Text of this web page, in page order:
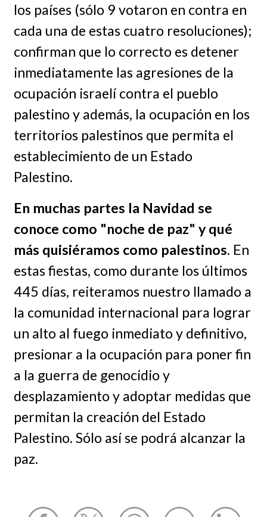
los países (sólo 9 votaron en contra en
cada una de estas cuatro resoluciones);
confirman que lo correcto es detener
inmediatamente las agresiones de la
ocupación israelí contra el pueblo
palestino y además, la ocupación en los
territorios palestinos que permita el
establecimiento de un Estado
Palestino.
En muchas partes la Navidad se
conoce como "noche de paz" y qué
más quisiéramos como palestinos. En
estas fiestas, como durante los últimos
445 días, reiteramos nuestro llamado a
la comunidad internacional para lograr
un alto al fuego inmediato y definitivo,
presionar a la ocupación para poner fin
a la guerra de genocidio y
desplazamiento y adoptar medidas que
permitan la creación del Estado
Palestino. Sólo así se podrá alcanzar la
paz.